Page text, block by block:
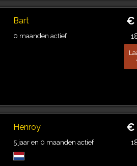
Bart
0 maanden actief
€
Henroy
5 jaar en 0 maanden actief
€